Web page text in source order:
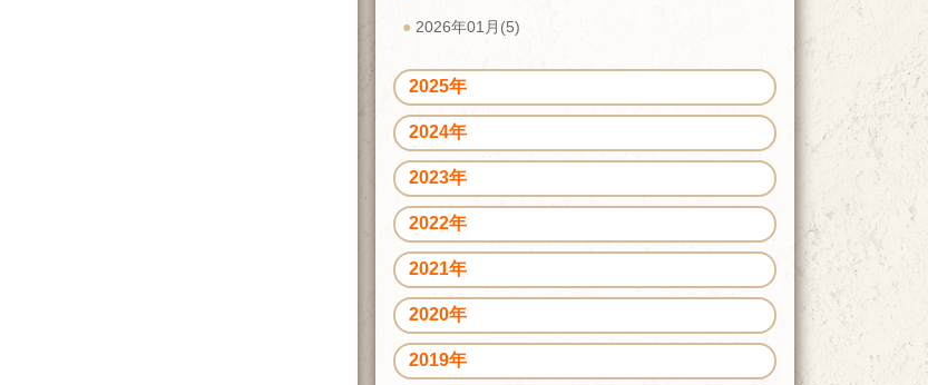
2026年01月(5)
2025年
2024年
2023年
2022年
2021年
2020年
2019年